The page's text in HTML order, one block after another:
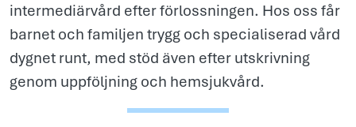
intermediärvård efter förlossningen. Hos oss får
barnet och familjen trygg och specialiserad vård
dygnet runt, med stöd även efter utskrivning
genom uppföljning och hemsjukvård.